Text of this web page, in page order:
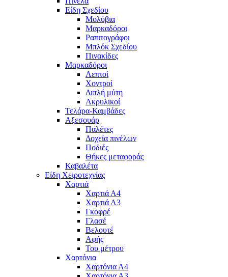
Είδη Σχεδίου
Μολύβια
Μαρκαδόροι
Ραπιτογράφοι
Μπλόκ Σχεδίου
Πινακίδες
Μαρκαδόροι
Λεπτοί
Χοντροί
Διπλή μύτη
Ακρυλικοί
Τελάρα-Καμβάδες
Αξεσουάρ
Παλέτες
Δοχεία πινέλων
Ποδιές
Θήκες μεταφοράς
Καβαλέτα
Είδη Χειροτεχνίας
Χαρτιά
Χαρτιά Α4
Χαρτιά Α3
Γκοφρέ
Γλασέ
Βελουτέ
Αφής
Του μέτρου
Χαρτόνια
Χαρτόνια Α4